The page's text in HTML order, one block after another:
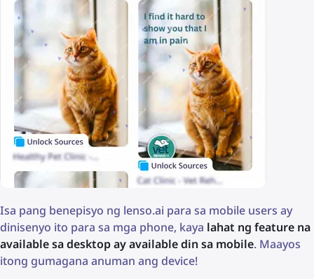
Isa pang benepisyo ng lenso.ai para sa mobile users ay
dinisenyo ito para sa mga phone, kaya lahat ng feature na
available sa desktop ay available din sa mobile. Maayos
itong gumagana anuman ang device!